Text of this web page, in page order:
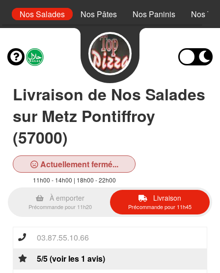
Nos Salades Nos Pâtes Nos Paninis Nos
Livraison de Nos Salades
sur Metz Pontiffroy
(57000)
Actuellement fermé...
11h00 - 14h00 | 18h00 - 22h00
À emporter
Précommande pour 11h20
Livraison
Précommande pour 11h45
03.87.55.10.66
5/5 (voir les 1 avis)